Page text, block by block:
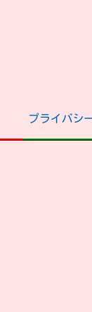
プライバシ